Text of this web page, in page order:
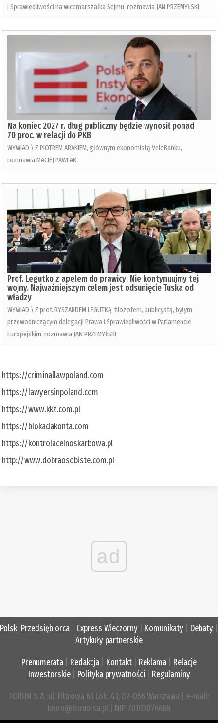
i Sprawiedliwości na wicemarszałka Sejmu, rozmawia JAN PRZEMYŁSKI
Na koniec 2027 r. dług publiczny będzie wynosił ponad
70 proc. w relacji do PKB
WYWIAD \ Z PIOTREM ARAKIEM, głównym ekonomistą VeloBanku,
rozmawia MACIEJ PAWLAK
Prof. Legutko z apelem do prawicy: Nie kontynuujmy tej
wojny. Najważniejszym celem jest odsunięcie Tuska od
władzy
WYWIAD \ Z prof. RYSZARDEM LEGUTKĄ, filozofem, publicystą, byłym
przewodniczącym delegacji Prawa i Sprawiedliwości w Parlamencie
Europejskim, rozmawia JAN PRZEMYŁSKI
https://criminallawpoland.com
https://lawyersinpoland.com
https://www.kkz.com.pl
https://blokadakonta.com
https://kontrolacelnoskarbowa.pl
http://www.dobraosobiste.com.pl
ad
Polski Przedsiębiorca Express Wieczorny Komunikaty Debaty
Artykuły partnerskie
Prenumerata Redakcja Kontakt Reklama
Relacje
Inwestorskie| Polityka prywatności Regulaminy
FORUM S.A. ul. Filtrowa 63 Lok. 43, 02-056 Warszawa | e-mail:
biuro@forumsa.pl | NIP 70103076666